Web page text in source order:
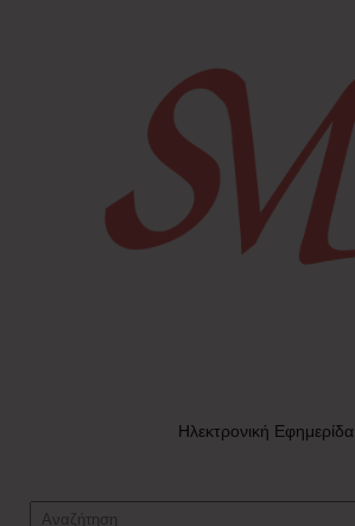
Ηλεκτρονική Εφημερίδα